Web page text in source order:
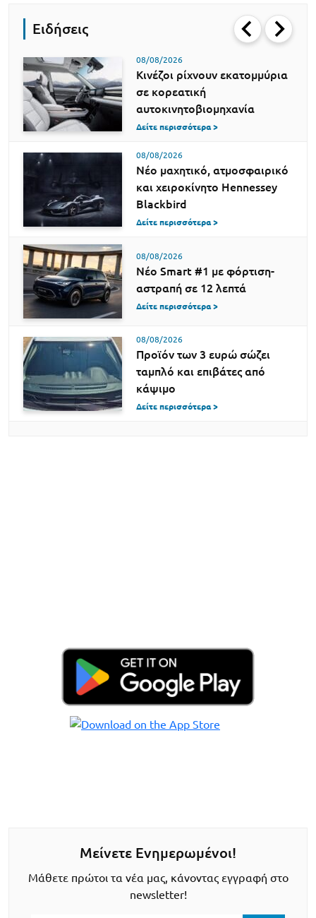
Ειδήσεις
08/08/2026
Κινέζοι ρίχνουν εκατομμύρια
σε κορεατική
αυτοκινητοβιομηχανία
Δείτε περισσότερα >
08/08/2026
Νέο μαχητικό, ατμοσφαιρικό
και χειροκίνητο Hennessey
Blackbird
Δείτε περισσότερα >
08/08/2026
Νέο Smart #1 με φόρτιση-
αστραπή σε 12 λεπτά
Δείτε περισσότερα >
08/08/2026
Προϊόν των 3 ευρώ σώζει
ταμπλό και επιβάτες από
κάψιμο
Δείτε περισσότερα >
Μείνετε Ενημερωμένοι!
Μάθετε πρώτοι τα νέα μας, κάνοντας εγγραφή στο
newsletter!